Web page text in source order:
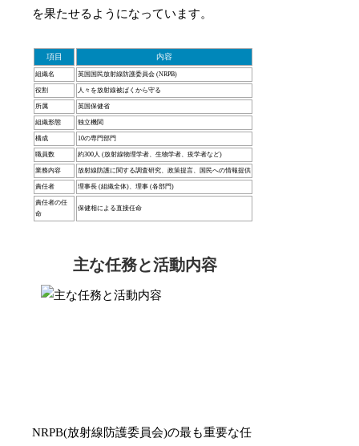
を果たせるようになっています。
項目 内容
組織名 英国国民放射線防護委員会 (NRPB)
役割 人々を放射線被ばくから守る
所属 英国保健省
組織形態 独立機関
構成 10の専門部門
職員数 約300人 (放射線物理学者、生物学者、疫学者など)
業務内容 放射線防護に関する調査研究、政策提言、国民への情報提供
責任者 理事長 (組織全体)、理事 (各部門)
責任者の任
命
保健相による直接任命
主な任務と活動内容
NRPB(放射線防護委員会)の最も重要な任